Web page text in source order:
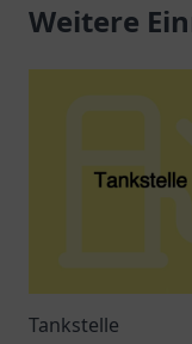
Weitere
Tankstelle